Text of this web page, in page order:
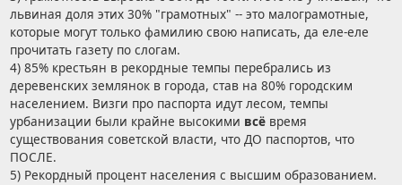
львиная доля этих 30% "грамотных" -- это малограмотные,
которые могут только фамилию свою написать, да еле-еле
прочитать газету по слогам.
4) 85% крестьян в рекордные темпы перебрались из
деревенских землянок в города, став на 80% городским
населением. Визги про паспорта идут лесом, темпы
урбанизации были крайне высокими всёвремя
существования советской власти, что ДО паспортов, что
ПОСЛЕ.
5) Рекордный процент населения с высшим образованием.